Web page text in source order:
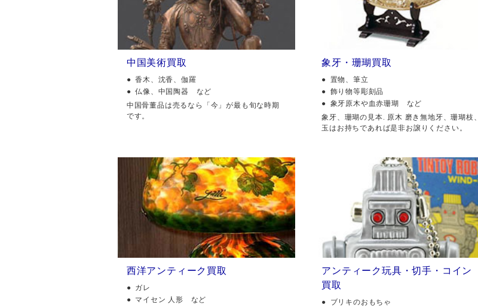
中国美術買取
香木、沈香、伽羅
仏像、中国陶器 など
中国骨董品は売るなら「今」が最も旬な時期
です。
象牙・珊瑚買取
置物、筆立
飾り物等彫刻品
象牙原木や血赤珊瑚 など
象牙、珊瑚の見本. 原木 磨き無地牙、珊瑚枝、
玉はお持ちであれば是非お譲りください。
西洋アンティーク買取
ガレ
マイセン 人形 など
アンティーク玩具・切手・コイン
買取
ブリキのおもちゃ